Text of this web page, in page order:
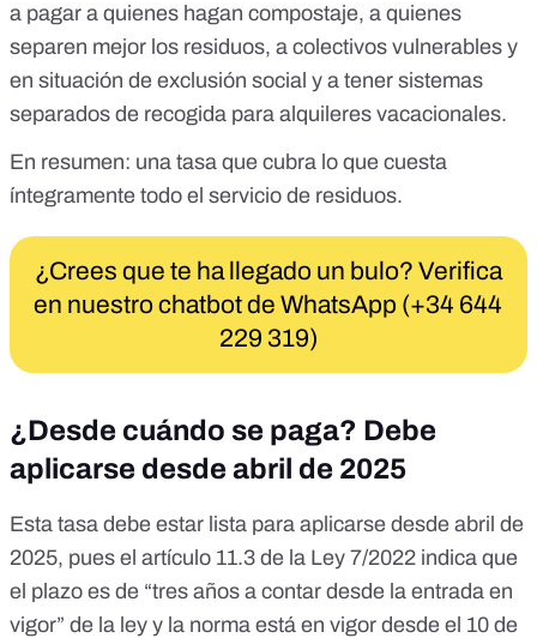
a pagar a quienes hagan compostaje, a quienes
separen mejor los residuos, a colectivos vulnerables y
en situación de exclusión social y a tener sistemas
separados de recogida para alquileres vacacionales.
En resumen: una tasa que cubra lo que cuesta
íntegramente todo el servicio de residuos.
¿Crees que te ha llegado un bulo? Verifica
en nuestro chatbot de WhatsApp (+34 644
229 319)
¿Desde cuándo se paga? Debe
aplicarse desde abril de 2025
Esta tasa debe estar lista para aplicarse desde abril de
2025, pues el artículo 11.3 de la Ley 7/2022 indica que
el plazo es de “tres años a contar desde la entrada en
vigor” de la ley y la norma está en vigor desde el 10 de